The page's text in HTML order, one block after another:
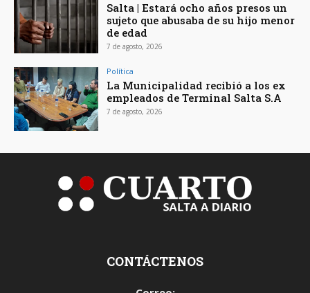
Salta | Estará ocho años presos un
sujeto que abusaba de su hijo menor
de edad
7 de agosto, 2026
Política
La Municipalidad recibió a los ex
empleados de Terminal Salta S.A
7 de agosto, 2026
CONTÁCTENOS